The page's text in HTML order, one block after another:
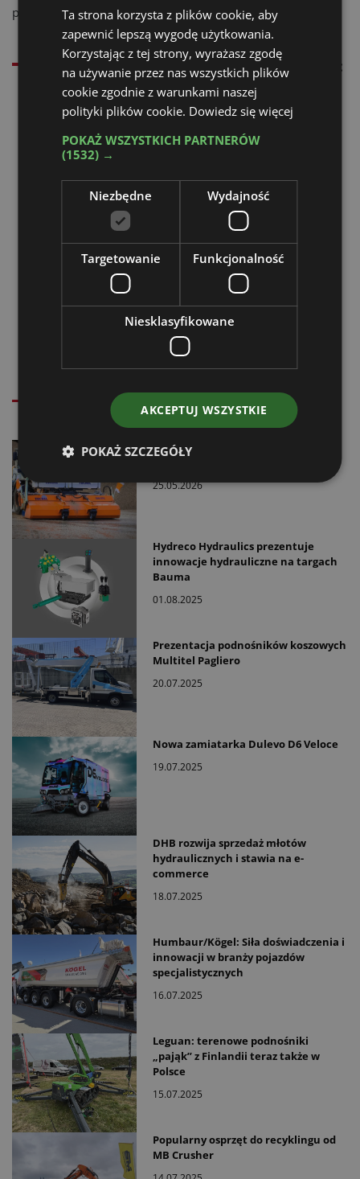
podsumowuje.
Polecamy produkty z naszego sklepu:
Metalowe modele maszyn
budowlanych
Powiązane artykuły
Wypożyczalnie coraz częściej
25.05.2026
Hydreco Hydraulics prezentuje
innowacje hydrauliczne na targach
Bauma
01.08.2025
Prezentacja podnośników koszowych
Multitel Pagliero
20.07.2025
Nowa zamiatarka Dulevo D6 Veloce
19.07.2025
DHB rozwija sprzedaż młotów
hydraulicznych i stawia na e-
commerce
18.07.2025
Humbaur/Kögel: Siła doświadczenia i
innowacji w branży pojazdów
specjalistycznych
16.07.2025
Leguan: terenowe podnośniki
„pająk” z Finlandii teraz także w
Polsce
15.07.2025
Popularny osprzęt do recyklingu od
MB Crusher
Ta strona korzysta z plików cookie, aby
zapewnić lepszą wygodę użytkowania.
Korzystając z tej strony, wyrażasz zgodę
na używanie przez nas wszystkich plików
cookie zgodnie z warunkami naszej
polityki plików cookie. Dowiedz się więcej
POKAŻ WSZYSTKICH PARTNERÓW
(1532) →
Niezbędne Wydajność
Targetowanie Funkcjonalność
Niesklasyfikowane
AKCEPTUJ WSZYSTKIE
POKAŻ SZCZEGÓŁY